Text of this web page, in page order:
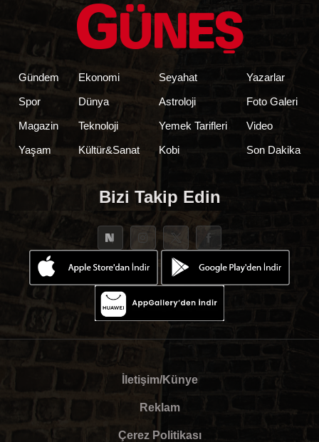
Gündem
Spor
Magazin
Yaşam
Ekonomi
Dünya
Teknoloji
Kültür&Sanat
Seyahat
Astroloji
Yemek Tarifleri
Kobi
Yazarlar
Foto Galeri
Video
Son Dakika
Bizi Takip Edin
İletişim/Künye
Reklam
Çerez Politikası